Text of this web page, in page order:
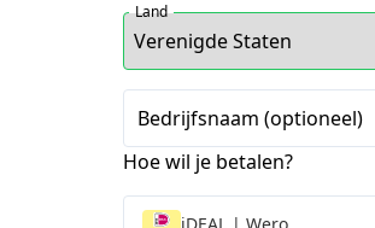
Land
Bedrijfsnaam (optioneel)
Hoe wil je betalen?